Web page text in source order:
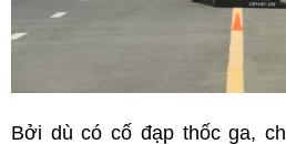
Bởi dù có cố đạp thốc ga,